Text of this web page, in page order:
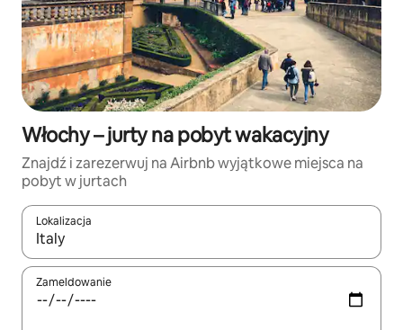
Włochy – jurty na pobyt wakacyjny
Znajdź i zarezerwuj na Airbnb wyjątkowe miejsca na
pobyt w jurtach
Lokalizacja
Gdy wyniki będą dostępne, możesz poruszać się po nich za
Zameldowanie